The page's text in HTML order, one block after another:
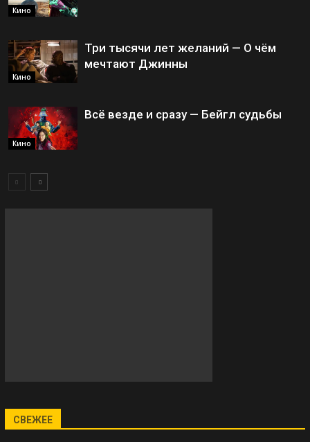
Кино
Кино
Три тысячи лет желаний — О чём
мечтают Джинны
Кино
Всё везде и сразу — Бейгл судьбы
СВЕЖЕЕ